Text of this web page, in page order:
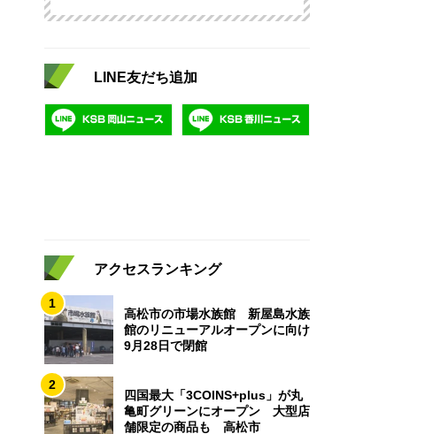
LINE友だち追加
アクセスランキング
1
高松市の市場水族館 新屋島水族
館のリニューアルオープンに向け
9月28日で閉館
2
四国最大「3COINS+plus」が丸
亀町グリーンにオープン 大型店
舗限定の商品も 高松市